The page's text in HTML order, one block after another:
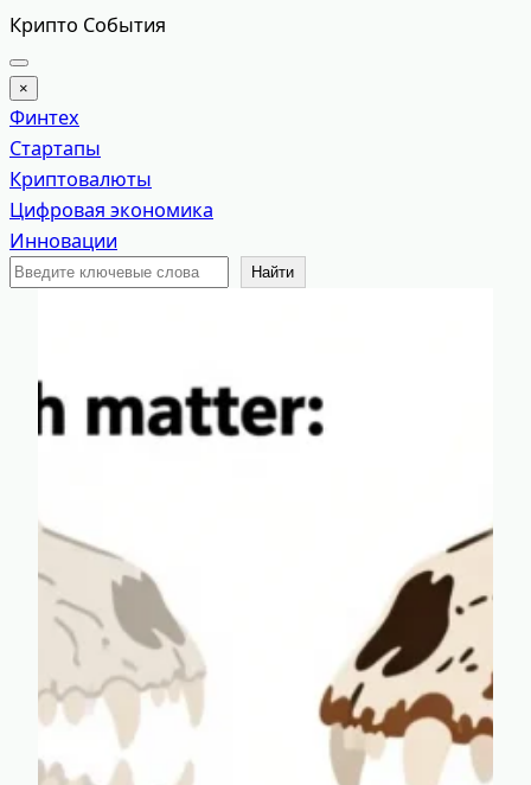
Перейти
к
содержимому
Крипто События
×
Финтех
Стартапы
Криптовалюты
Цифровая экономика
Инновации
Поиск
Найти